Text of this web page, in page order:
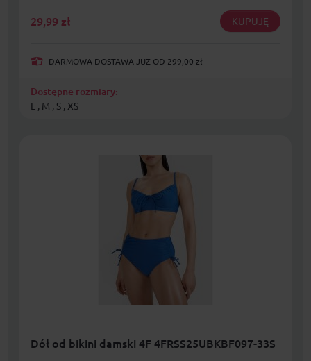
29,99 zł KUPUJĘ
DARMOWA DOSTAWA JUŻ OD 299,00 zł
Dostępne rozmiary:
L , M , S , XS
Dół od bikini damski 4F 4FRSS25UBKBF097-33S